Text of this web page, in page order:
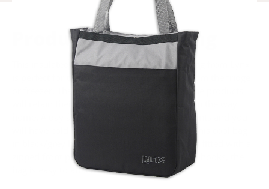
Product­omschrijving
This insulated bicycle shopping bag/cooler bag from Lynx
is perfect for transporting food and drinks from the fridge
or freezer. Thanks to the insulated interior, the products
will retain their low temperature for longer on the way
home. A day at the beach? Add cooling elements and you
will have cold drinks for the rest of the day. This cool bag
in black/grey has a capacity of 19 litres and is fitted with a
zipped front pocket. Thanks to the adjustable hooks, the
bag is easy to attach to the carrier.